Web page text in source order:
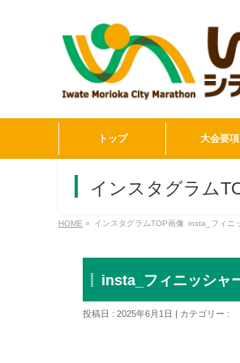
トップ 大会要項
インスタグラム
HOME » インスタグラムTOP画像 insta_フィニ
insta_フィニッシャ
投稿日 : 2025年6月1日 | カテゴリー :